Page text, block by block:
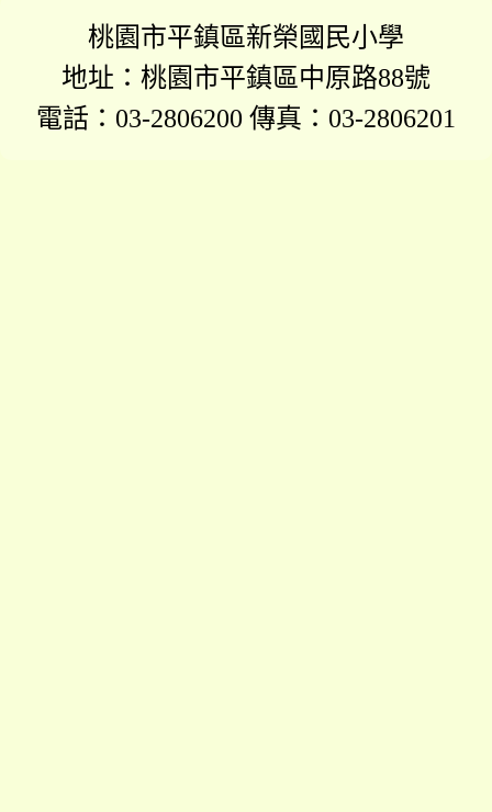
桃園市平鎮區新榮國民小學
地址：桃園市平鎮區中原路88號
電話：03-2806200 傳真：03-2806201